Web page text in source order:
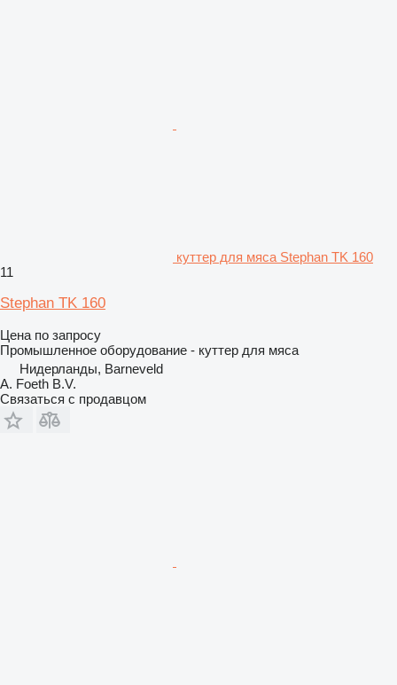
куттер для мяса Stephan TK 160
11
Stephan TK 160
Цена по запросу
Промышленное оборудование - куттер для мяса
Нидерланды, Barneveld
A. Foeth B.V.
Связаться с продавцом